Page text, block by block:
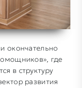
окончательно
где
в структуру
развития